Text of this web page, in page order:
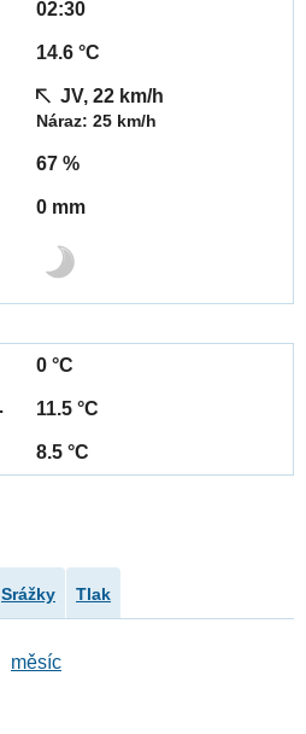
02:30
14.6 °C
JV, 22 km/h
Náraz: 25 km/h
67 %
0 mm
0 °C
11.5 °C
8.5 °C
Srážky Tlak
měsíc